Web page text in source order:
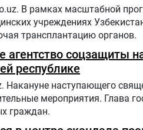
В рамках масштабной
учреждениях
трансплантацию органов.
соцзащиты
республике
Накануне наступающего
мероприятия. Глава
граждан.